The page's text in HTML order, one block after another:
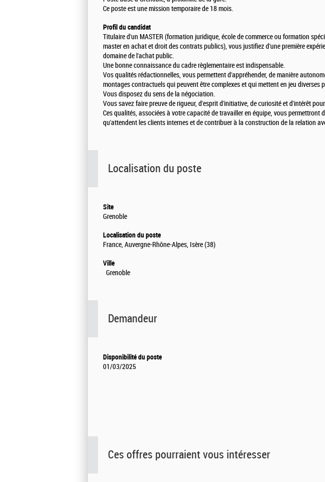
Ce poste est une mission temporaire de 18 mois.
Profil du candidat
Titulaire d'un MASTER (formation juridique, école de commerce ou formation
master en achat et droit des contrats publics), vous justifiez d'une première
domaine de l'achat public.
Une bonne connaissance du cadre règlementaire est indispensable.
Vos qualités rédactionnelles, vous permettent d'appréhender, de manière
montages contractuels qui peuvent être complexes et qui mettent en jeu diverses
Vous disposez du sens de la négociation.
Vous savez faire preuve de rigueur, d'esprit d'initiative, de curiosité et d'intérêt
Ces qualités, associées à votre capacité de travailler en équipe, vous permettront
qu'attendent les clients internes et de contribuer à la construction de la relation
Localisation du poste
Site
Grenoble
Localisation du poste
France, Auvergne-Rhône-Alpes, Isère (38)
Ville
Grenoble
Demandeur
Disponibilité du poste
01/03/2025
Ces offres pourraient vous intéresser